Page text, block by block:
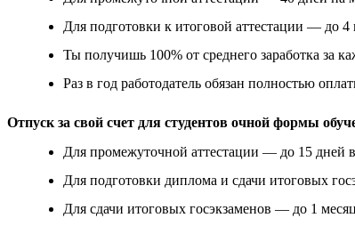
Для подготовки к итоговой аттестации — до 4
Ты получишь 100% от среднего заработка за
Раз в год работодатель обязан полностью
Отпуск за свой счет для студентов очной формы
Для промежуточной аттестации — до 15 дней
Для подготовки диплома и сдачи итоговых
Для сдачи итоговых госэкзаменов — до 1